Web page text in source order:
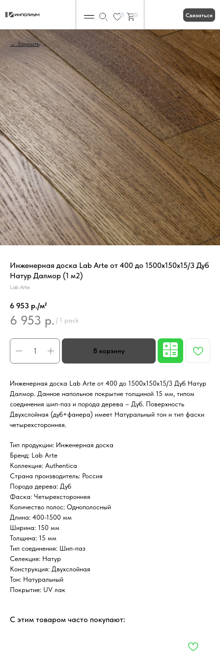
Связаться
Закрыть
Инженерная доска Lab Arte от 400 до 1500х150х15/3 Дуб
Натур Далмор (1 м2)
Lab Arte
6 953 р./м²
6 953 р. / 1 pack
Инженерная доска Lab Arte от 400 до 1500х150х15/3 Дуб Натур
Далмор. Данное напольное покрытие толщиной 15 мм, типом
соединения шип-паз и порода дерева – Дуб. Поверхность
Двухслойная (дуб+фанера) имеет Натуральный тон и тип фаски
четырехсторонняя.
Тип продукции: Инженерная доска
Бренд: Lab Arte
Коллекция: Authentica
Страна производитель: Россия
Порода дерева: Дуб
Фаска: Четырехсторонняя
Количество полос: Однополосный
Длина: 400-1500 мм
Ширина: 150 мм
Толщина: 15 мм
Тип соединения: Шип-паз
Селекция: Натур
Конструкция: Двухслойная
Тон: Натуральный
Покрытие: UV лак
С этим товаром часто покупают: